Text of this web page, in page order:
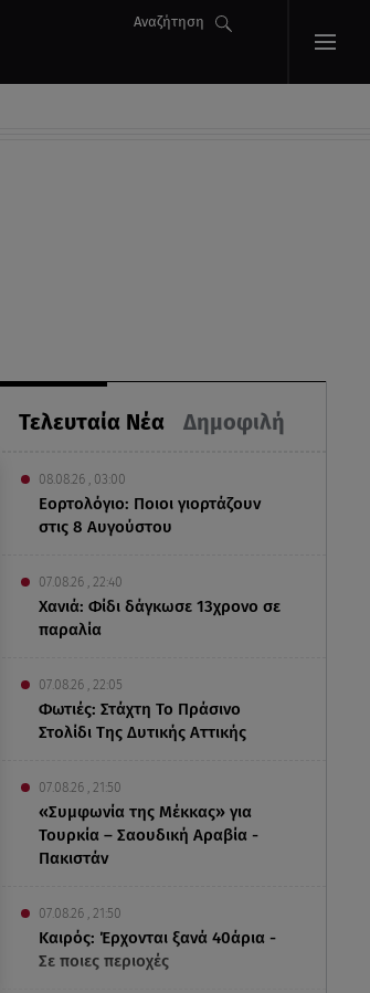
Αναζήτηση
Τελευταία Νέα Δημοφιλή
08.08.26 , 03:00
Εορτολόγιο: Ποιοι γιορτάζουν
στις 8 Αυγούστου
07.08.26 , 22:40
Χανιά: Φίδι δάγκωσε 13χρονο σε
παραλία
07.08.26 , 22:05
Φωτιές: Στάχτη Το Πράσινο
Στολίδι Της Δυτικής Αττικής
07.08.26 , 21:50
«Συμφωνία της Μέκκας» για
Τουρκία – Σαουδική Αραβία -
Πακιστάν
07.08.26 , 21:50
Καιρός: Έρχονται ξανά 40άρια -
Σε ποιες περιοχές